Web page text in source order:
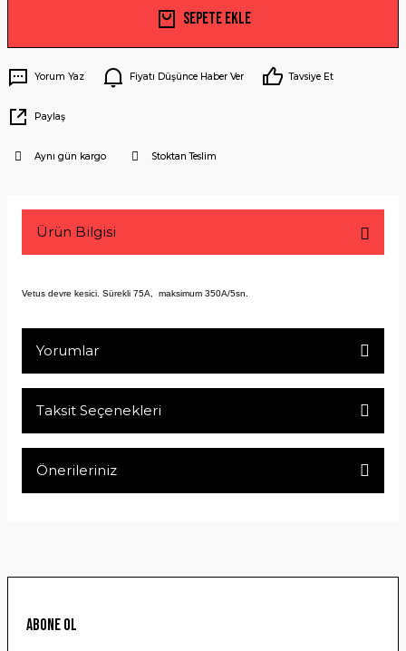
Sepete Ekle
Yorum Yaz Fiyatı Düşünce Haber Ver Tavsiye Et
Paylaş
Aynı gün kargo Stoktan Teslim
Ürün Bilgisi
Vetus devre kesici. Sürekli 75A, maksimum 350A/5sn.
Yorumlar
Taksit Seçenekleri
Önerileriniz
Ürün resmi kalitesiz, bozuk veya görüntülenemiyor.
ABONE OL